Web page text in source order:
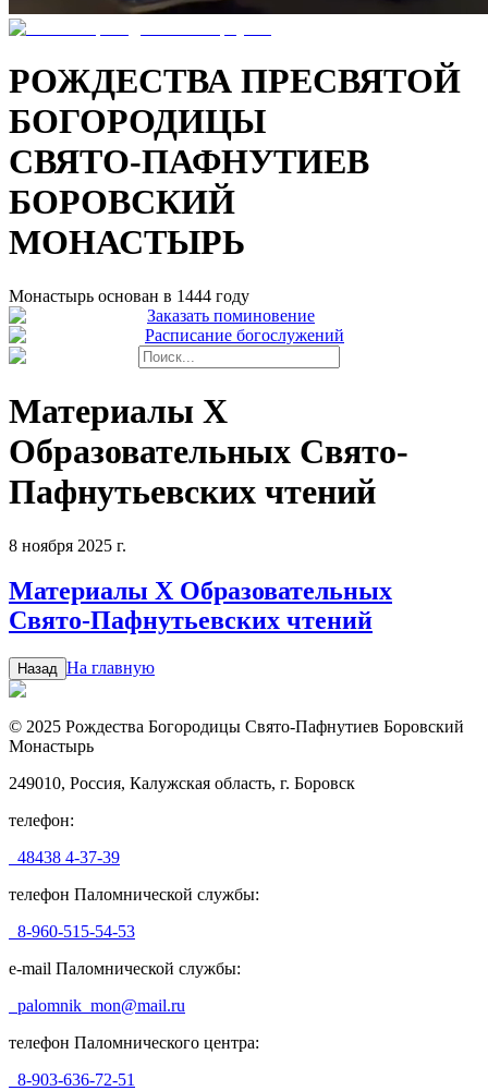
РОЖДЕСТВА ПРЕСВЯТОЙ
БОГОРОДИЦЫ
СВЯТО-ПАФНУТИЕВ
БОРОВСКИЙ
МОНАСТЫРЬ
Монастырь основан в 1444 году
Заказать поминовение
Расписание богослужений
Материалы X
Образовательных Свято-
Пафнутьевских чтений
8 ноября 2025 г.
Материалы X Образовательных
Свято-Пафнутьевских чтений
Назад На главную
© 2025 Рождества Богородицы Свято-Пафнутиев Боровский
Монастырь
249010, Россия, Калужская область, г. Боровск
телефон:
48438 4-37-39
телефон Паломнической службы:
8-960-515-54-53
e-mail Паломнической службы:
palomnik_mon@mail.ru
телефон Паломнического центра:
8-903-636-72-51